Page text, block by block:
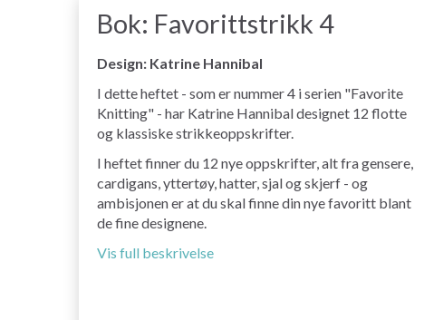
Bok: Favorittstrikk 4
Design: Katrine Hannibal
I dette heftet - som er nummer 4 i serien "Favorite
Knitting" - har Katrine Hannibal designet 12 flotte
og klassiske strikkeoppskrifter.
I heftet finner du 12 nye oppskrifter, alt fra gensere,
cardigans, yttertøy, hatter, sjal og skjerf - og
ambisjonen er at du skal finne din nye favoritt blant
de fine designene.
Vis full beskrivelse